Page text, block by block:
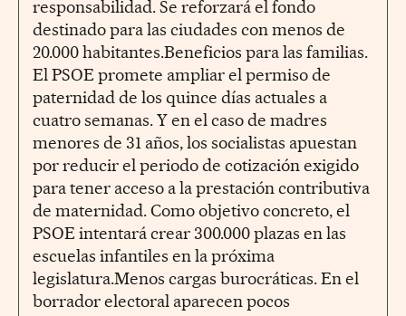
responsabilidad. Se reforzará el fondo
destinado para las ciudades con menos de
20.000 habitantes.Beneficios para las familias.
El PSOE promete ampliar el permiso de
paternidad de los quince días actuales a
cuatro semanas. Y en el caso de madres
menores de 31 años, los socialistas apuestan
por reducir el periodo de cotización exigido
para tener acceso a la prestación contributiva
de maternidad. Como objetivo concreto, el
PSOE intentará crear 300.000 plazas en las
escuelas infantiles en la próxima
legislatura.Menos cargas burocráticas. En el
borrador electoral aparecen pocos